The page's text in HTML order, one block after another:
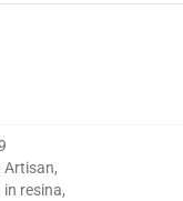
Artisan,
in resina,